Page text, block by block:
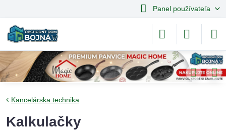
Panel používateľa
Kancelárska technika
Kalkulačky